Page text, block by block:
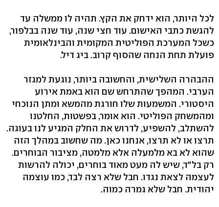
לכל היותר, הוא ידחק את הקץ. תהיה לו ממשלה עד
להגשת כתבי האישום. עוד חצי שנה, עוד שנה בבלפור,
כשכל המערכת הפוליטית המקומית והבינלאומית
פועלת תחת הנחה שהסוף קרוב. ביג דיל.
ההבהרה השלישית, והחשובה ביותר, נוגעת למגזר
הערבי. המהפך שהתרחש שם הוא באמת אירוע
היסטורי. המשמעות שלו חורגת מהמשא ומתן הנוכחי
ומהמשחק הפוליטי. הוא אומר, בפשטות, החלטנו
להשתלב, להשפיע, לדרוש את החלק המגיע לנו בעוגה.
תרצו או לא תרצו, אנחנו כאן. מה שחשוב במהלך הזה
שהוא לא בא מלמעלה אלא מלמטה, מציבור הבוחרים.
רק בל"ד, שיש לה מעט מאוד בוחרים, יכולה להרשות
לעצמה לצאת נגדו. חבל שלא רצה לבד, כמו עוצמה
יהודית. חבל שלא גמרה כמוה.